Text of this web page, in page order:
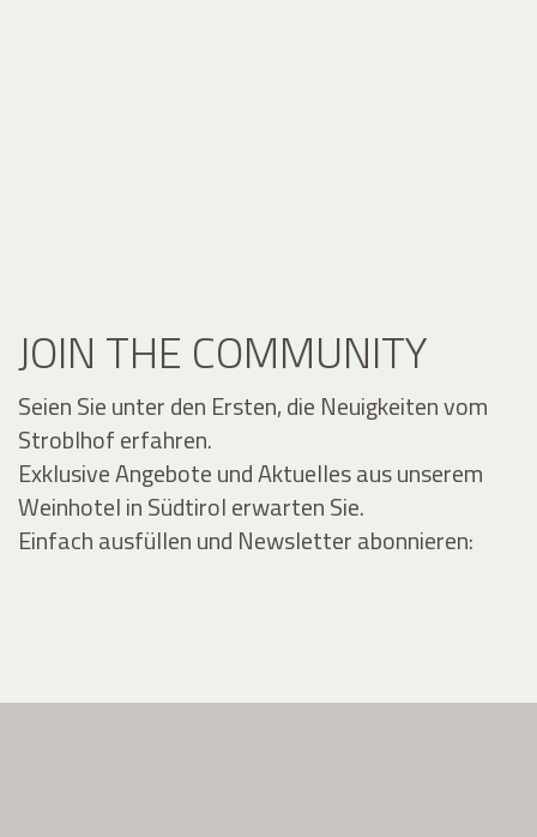
JOIN THE COMMUNITY
Seien Sie unter den Ersten, die Neuigkeiten vom
Stroblhof erfahren.
Exklusive Angebote und Aktuelles aus unserem
Weinhotel in Südtirol erwarten Sie.
Einfach ausfüllen und Newsletter abonnieren: